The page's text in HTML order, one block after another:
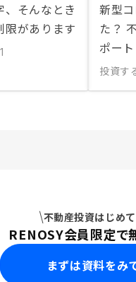
、そんなとき
限があります
新型
た？
ポート
投資す
不動産投資はじめ
RENOSY会員限定で
まずは資料をみ